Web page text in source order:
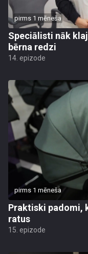
pirms 1 mēneša
Speciālisti nāk
bērna redzi
14. epizode
pirms 1 mēneša
Praktiski padomi,
ratus
15. epizode